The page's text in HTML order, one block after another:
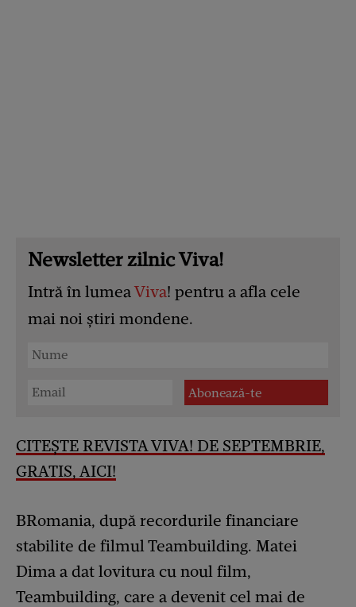
Newsletter zilnic Viva!
Intră în lumeaViva! pentru a afla cele
mai noi știri mondene.
CITEȘTE REVISTA VIVA! DE SEPTEMBRIE,
GRATIS, AICI!
BRomania, după recordurile financiare
stabilite de filmul Teambuilding. Matei
Dima a dat lovitura cu noul film,
Teambuilding, care a devenit cel mai de